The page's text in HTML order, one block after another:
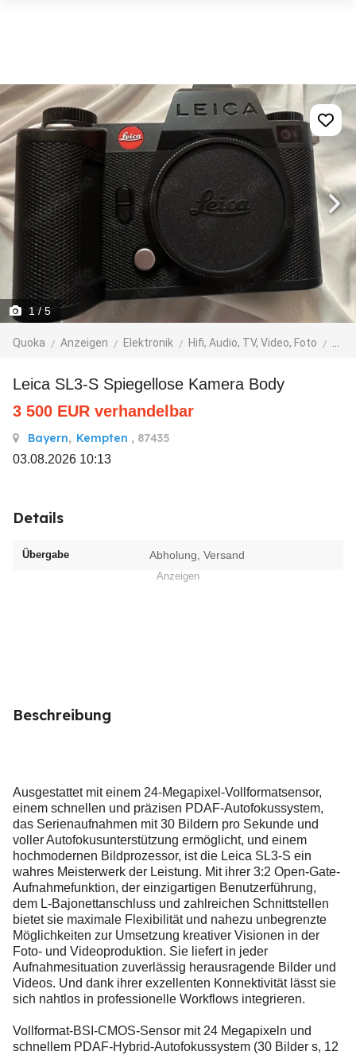
1/ 5
Quoka Anzeigen Elektronik Hifi, Audio, TV, Video, Foto
Leica SL3-S Spiegellose Kamera Body
3 500 EUR verhandelbar
Bayern, Kempten , 87435
03.08.2026 10:13
Details
Übergabe Abholung, Versand
Anzeigen
Beschreibung
Ausgestattet mit einem 24-Megapixel-Vollformatsensor,
einem schnellen und präzisen PDAF-Autofokussystem,
das Serienaufnahmen mit 30 Bildern pro Sekunde und
voller Autofokusunterstützung ermöglicht, und einem
hochmodernen Bildprozessor, ist die Leica SL3-S ein
wahres Meisterwerk der Leistung. Mit ihrer 3:2 Open-Gate-
Aufnahmefunktion, der einzigartigen Benutzerführung,
dem L-Bajonettanschluss und zahlreichen Schnittstellen
bietet sie maximale Flexibilität und nahezu unbegrenzte
Möglichkeiten zur Umsetzung kreativer Visionen in der
Foto- und Videoproduktion. Sie liefert in jeder
Aufnahmesituation zuverlässig herausragende Bilder und
Videos. Und dank ihrer exzellenten Konnektivität lässt sie
sich nahtlos in professionelle Workflows integrieren.
Vollformat-BSI-CMOS-Sensor mit 24 Megapixeln und
schnellem PDAF-Hybrid-Autofokussystem (30 Bilder s, 12